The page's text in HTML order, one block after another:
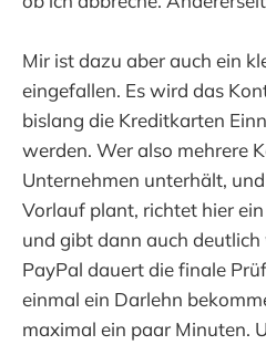
Mir ist dazu aber auch ein
eingefallen. Es wird das
bislang die Kreditkarten
werden. Wer also mehrere
Unternehmen unterhält,
Vorlauf plant, richtet hier
und gibt dann auch deutlich
PayPal dauert die finale
einmal ein Darlehn
maximal ein paar Minuten.